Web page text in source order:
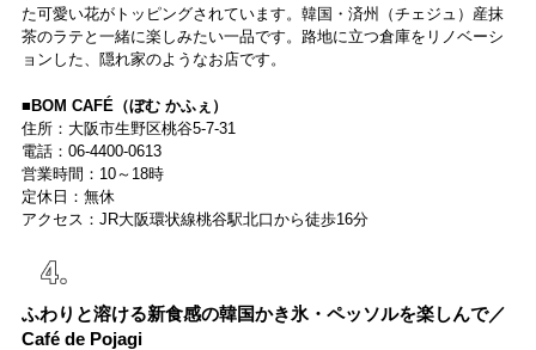
た可愛い花がトッピングされています。韓国・済州（チェジュ）産抹
茶のラテと一緒に楽しみたい一品です。路地に立つ倉庫をリノベーシ
ョンした、隠れ家のようなお店です。
■BOM CAFÉ（ぼむ かふぇ）
住所：大阪市生野区桃谷5-7-31
電話：06-4400-0613
営業時間：10～18時
定休日：無休
アクセス：JR大阪環状線桃谷駅北口から徒歩16分
ふわりと溶ける新食感の韓国かき氷・ペッソルを楽しんで／
Café de Pojagi